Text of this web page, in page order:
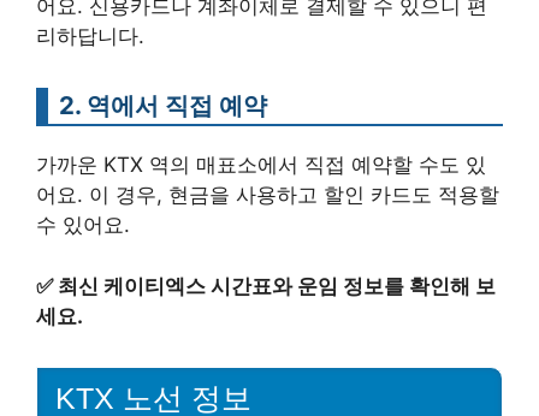
어요. 신용카드나 계좌이체로 결제할 수 있으니 편
리하답니다.
2. 역에서 직접 예약
가까운 KTX 역의 매표소에서 직접 예약할 수도 있
어요. 이 경우, 현금을 사용하고 할인 카드도 적용할
수 있어요.
✅ 최신 케이티엑스 시간표와 운임 정보를 확인해 보
세요.
KTX 노선 정보